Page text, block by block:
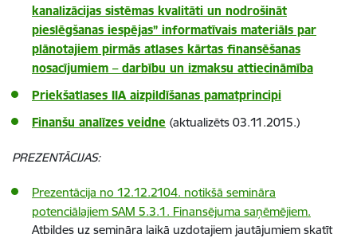
kanalizācijas sistēmas kvalitāti un nodrošināt
pieslēgšanas iespējas” informatīvais materiāls par
plānotajiem pirmās atlases kārtas finansēšanas
nosacījumiem – darbību un izmaksu attiecināmība
Priekšatlases IIA aizpildīšanas pamatprincipi
Finanšu analīzes veidne (aktualizēts 03.11.2015.)
PREZENTĀCIJAS:
Prezentācija no 12.12.2104. notikšā semināra
potenciālajiem SAM 5.3.1. Finansējuma saņēmējiem.
Atbildes uz semināra laikā uzdotajiem jautājumiem skatīt